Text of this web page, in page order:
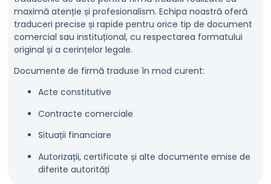
maximă atenție și profesionalism. Echipa noastră oferă
traduceri precise și rapide pentru orice tip de document
comercial sau instituțional, cu respectarea formatului
original și a cerințelor legale.
Documente de firmă traduse în mod curent:
Acte constitutive
Contracte comerciale
Situații financiare
Autorizații, certificate și alte documente emise de
diferite autorități